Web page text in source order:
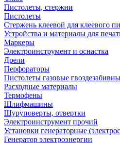
Пистолеты, стержни
Пистолеты
Стержень клеевой для клеевого
Устройства и материалы для
Маркеры
Электроинструмент и оснастка
Дрели
Перфораторы
Пистолеты газовые
Расходные материалы
Термофены
Шлифмашины
Шуруповерты, отвертки
Электроинструмент прочий
Установки генераторные
Генератор электроэнергии